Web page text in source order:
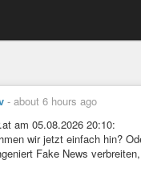
- about 6 hours ago
am 05.08.2026 20:10:
wir jetzt einfach hin?
Fake News